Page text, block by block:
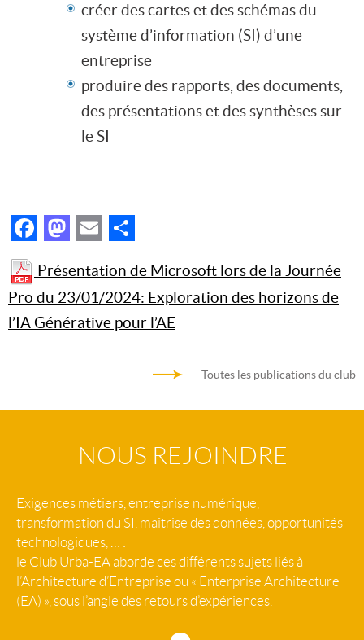
créer des cartes et des schémas du
système d’information (SI) d’une
entreprise
produire des rapports, des documents,
des présentations et des synthèses sur
le SI
Facebook
Mastodon
Email
Présentation de Microsoft lors de la Journée
Pro du 23/01/2024: Exploration des horizons de
l’IA Générative pour l’AE
Toutes les publications du club
NOUS REJOINDRE
Exigences métiers, entreprise numérique,
transformation du SI, maîtrise des données, opportunités
technologiques, … :
le Club Urba-EA aborde ces différents sujets liés à
l’Architecture d’Entreprise ou « Enterprise Architecture
(EA) », sous l’angle des retours d’expériences.